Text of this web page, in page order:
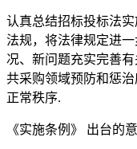
认真总结招标投标法
法规，将法律规定进
况、新问题充实完善
共采购领域预防和惩
正常秩序.
《实施条例》 出台的